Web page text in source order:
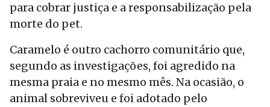
para cobrar justiça e a responsabilização pela
morte do pet.
Caramelo é outro cachorro comunitário que,
segundo as investigações, foi agredido na
mesma praia e no mesmo mês. Na ocasião, o
animal sobreviveu e foi adotado pelo